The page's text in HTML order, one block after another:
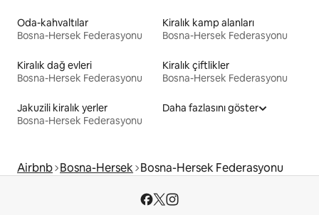
Oda-kahvaltılar
Bosna-Hersek Federasyonu
Kiralık kamp alanları
Bosna-Hersek Federasyonu
Kiralık dağ evleri
Bosna-Hersek Federasyonu
Kiralık çiftlikler
Bosna-Hersek Federasyonu
Jakuzili kiralık yerler
Bosna-Hersek Federasyonu
Daha fazlasını göster
Airbnb Bosna-Hersek Bosna-Hersek Federasyonu